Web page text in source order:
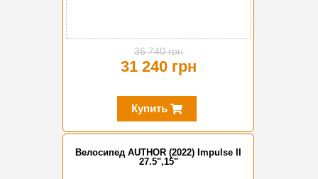
36 740 грн
31 240 грн
Купить
Велосипед AUTHOR (2022) Impulse II
27.5",15"